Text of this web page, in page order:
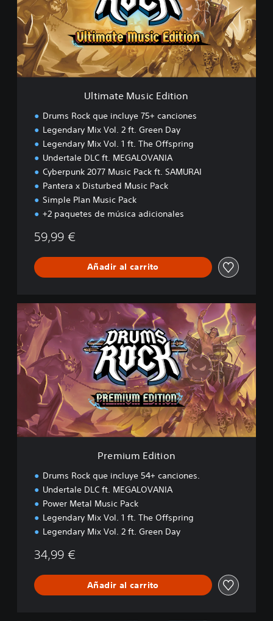
a
t
M
u
s
i
Ultimate Music Edition
Drums Rock que incluye 75+ canciones
Legendary Mix Vol. 2 ft. Green Day
Legendary Mix Vol. 1 ft. The Offspring
Undertale DLC ft. MEGALOVANIA
Cyberpunk 2077 Music Pack ft. SAMURAI
Pantera x Disturbed Music Pack
Simple Plan Music Pack
+2 paquetes de música adicionales
59,99 €
Añadir al carrito
P
e
m
i
u
t
i
Premium Edition
Drums Rock que incluye 54+ canciones.
Undertale DLC ft. MEGALOVANIA
Power Metal Music Pack
Legendary Mix Vol. 1 ft. The Offspring
Legendary Mix Vol. 2 ft. Green Day
34,99 €
Añadir al carrito